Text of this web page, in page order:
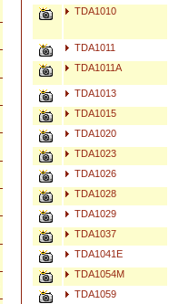
TDA1010
TDA1011
TDA1011A
TDA1013
TDA1015
TDA1020
TDA1023
TDA1026
TDA1028
TDA1029
TDA1037
TDA1041E
TDA1054M
TDA1059